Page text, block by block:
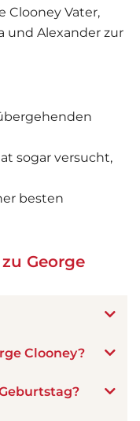
Clooney Vater,
und Alexander zur
sogar versucht,
besten
George
Clooney?